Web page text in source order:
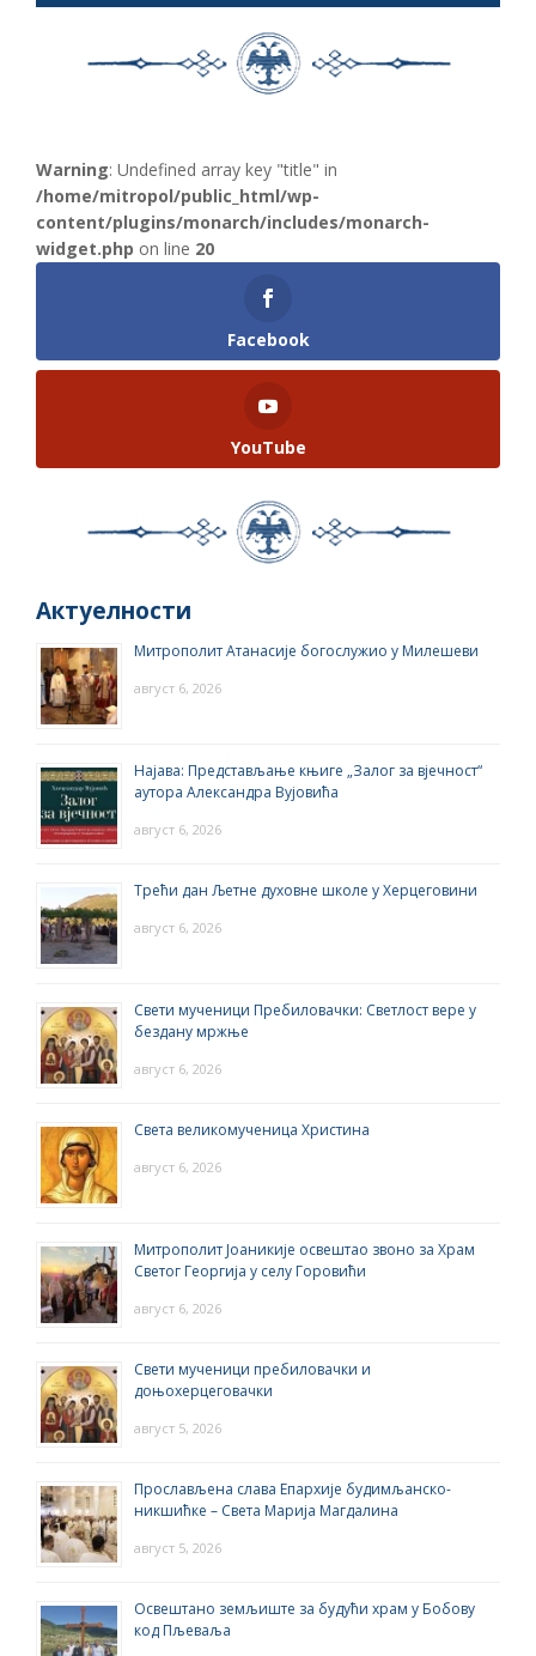
Warning: Undefined array key "title" in
/home/mitropol/public_html/wp-
content/plugins/monarch/includes/monarch-
widget.php on line 20
Facebook
YouTube
Актуелности
Митрополит Атанасије богослужио у Милешеви
август 6, 2026
Најава: Представљање књиге „Залог за вјечност“
аутора Александра Вујовића
август 6, 2026
Трећи дан Љетне духовне школе у Херцеговини
август 6, 2026
Свети мученици Пребиловачки: Светлост вере у
бездану мржње
август 6, 2026
Света великомученица Христина
август 6, 2026
Митрополит Јоаникије освештао звоно за Храм
Светог Георгија у селу Горовићи
август 6, 2026
Свети мученици пребиловачки и
доњохерцеговачки
август 5, 2026
Прослављена слава Епархије будимљанско-
никшићке – Света Марија Магдалина
август 5, 2026
Освештано земљиште за будући храм у Бобову
код Пљеваља